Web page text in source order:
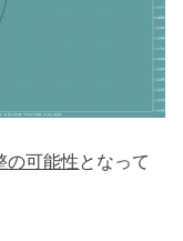
の可能性となって